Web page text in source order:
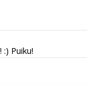
Puiku!